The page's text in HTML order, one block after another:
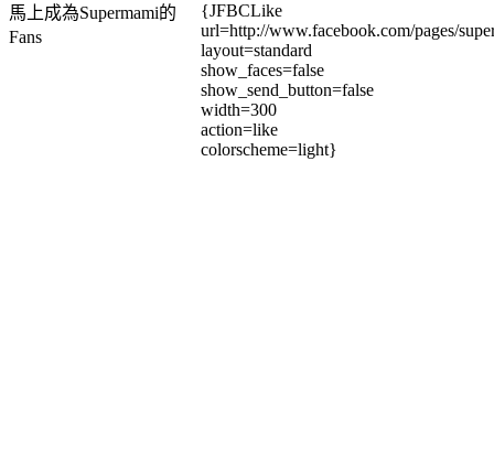
馬上成為Supermami的
Fans
{JFBCLike
url=http://www.facebook.com/pages/
layout=standard
show_faces=false
show_send_button=false
width=300
action=like
colorscheme=light}